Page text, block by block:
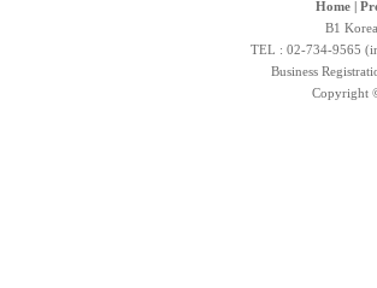
Home|
B1
TEL : 02-734-9565
Business
Copyright